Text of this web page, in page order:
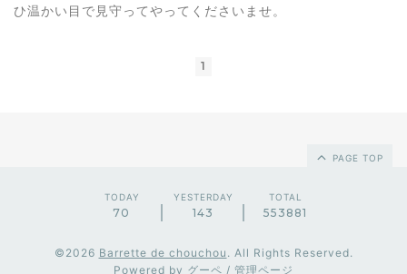
ひ温かい目で見守ってやってくださいませ。
1
PAGE TOP
TODAY
70
YESTERDAY
143
TOTAL
553881
©2026 Barrette de chouchou . All Rights Reserved.
Powered by グーペ / 管理ページ